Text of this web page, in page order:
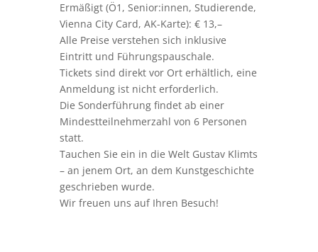
Ermäßigt (Ö1, Senior:innen, Studierende,
Vienna City Card, AK-Karte): € 13,–
Alle Preise verstehen sich inklusive
Eintritt und Führungspauschale.
Tickets sind direkt vor Ort erhältlich, eine
Anmeldung ist nicht erforderlich.
Die Sonderführung findet ab einer
Mindestteilnehmerzahl von 6 Personen
statt.
Tauchen Sie ein in die Welt Gustav Klimts
– an jenem Ort, an dem Kunstgeschichte
geschrieben wurde.
Wir freuen uns auf Ihren Besuch!